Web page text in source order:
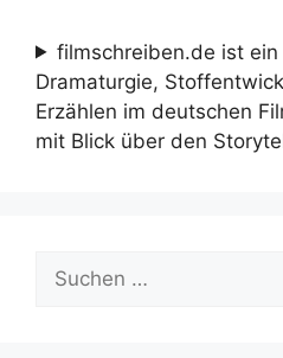
filmschreiben.de ist
Dramaturgie,
Erzählen im deutschen
mit Blick über den
nach: